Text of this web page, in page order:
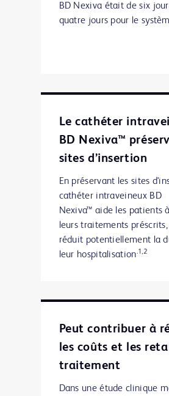
BD Nexiva était de six
quatre jours pour le
Le cathéter
BD Nexiva™
sites d’insertion
En préservant les sites
cathéter intraveineux BD
Nexiva™ aide les patients
leurs traitements
réduit potentiellement la
leur hospitalisation.1,2
Peut contribuer à
les coûts et les
traitement
Dans une étude clinique